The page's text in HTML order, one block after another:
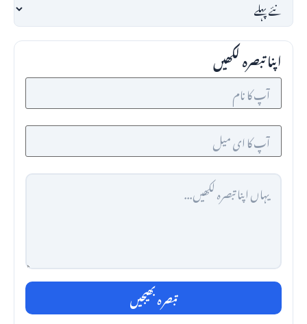
اپنا تبصرہ لکھیں
تبصرہ بھیجیں